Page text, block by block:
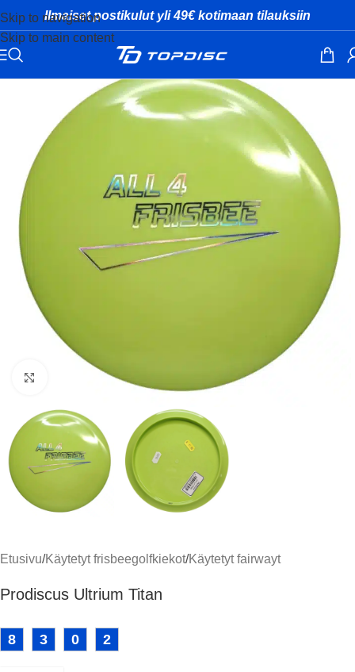
Skip to navigation
Skip to main content
Ilmaiset postikulut yli 49€ kotimaan tilauksiin
Klikkaa suuremmaksi
Etusivu/Käytetyt frisbeegolfkiekot/Käytetyt fairwayt
Prodiscus Ultrium Titan
8 3 0 2